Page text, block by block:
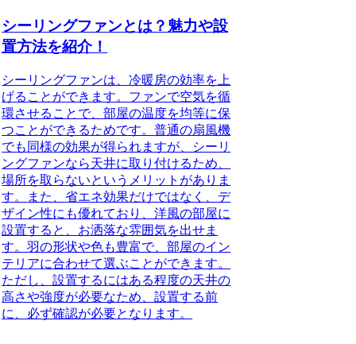
シーリングファンとは？魅力や設
置方法を紹介！
シーリングファンは、冷暖房の効率を上
げることができます。ファンで空気を循
環させることで、部屋の温度を均等に保
つことができるためです。普通の扇風機
でも同様の効果が得られますが、シーリ
ングファンなら天井に取り付けるため、
場所を取らないというメリットがありま
す。
また、省エネ効果だけではなく、デ
ザイン性にも優れており、洋風の部屋に
設置すると、お洒落な雰囲気を出せま
す。羽の形状や色も豊富で、部屋のイン
テリアに合わせて選ぶことができます。
ただし、設置するにはある程度の天井の
高さや強度が必要なため、設置する前
に、必ず確認が必要となります。